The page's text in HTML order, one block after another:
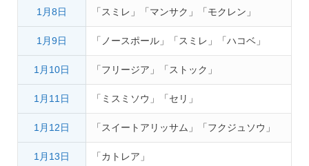
1月8日 「スミレ」「マンサク」「モクレン」
1月9日 「ノースポール」「スミレ」「ハコベ」
1月10日 「フリージア」「ストック」
1月11日 「ミスミソウ」「セリ」
1月12日 「スイートアリッサム」「フクジュソウ」
1月13日 「カトレア」